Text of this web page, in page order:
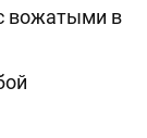
вожатыми в